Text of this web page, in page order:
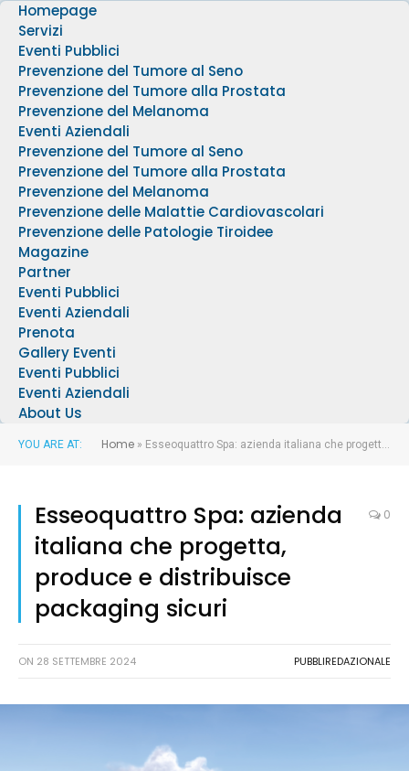
Homepage
Servizi
Eventi Pubblici
Prevenzione del Tumore al Seno
Prevenzione del Tumore alla Prostata
Prevenzione del Melanoma
Eventi Aziendali
Prevenzione del Tumore al Seno
Prevenzione del Tumore alla Prostata
Prevenzione del Melanoma
Prevenzione delle Malattie Cardiovascolari
Prevenzione delle Patologie Tiroidee
Magazine
Partner
Eventi Pubblici
Eventi Aziendali
Prenota
Gallery Eventi
Eventi Pubblici
Eventi Aziendali
About Us
YOU ARE AT: Home » Esseoquattro Spa: azienda italiana che progetta, produce e distribuisce packaging sicuri
Esseoquattro Spa: azienda
italiana che progetta,
produce e distribuisce
packaging sicuri
0
ON 28 SETTEMBRE 2024 PUBBLIREDAZIONALE